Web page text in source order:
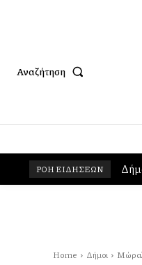
Αναζήτηση
ΡΟΗ ΕΙΔΗΣΕΩΝ
Home Δήμοι